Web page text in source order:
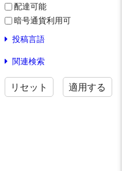
配達可能
暗号通貨利用可
投稿言語
関連検索
リセット 適用する